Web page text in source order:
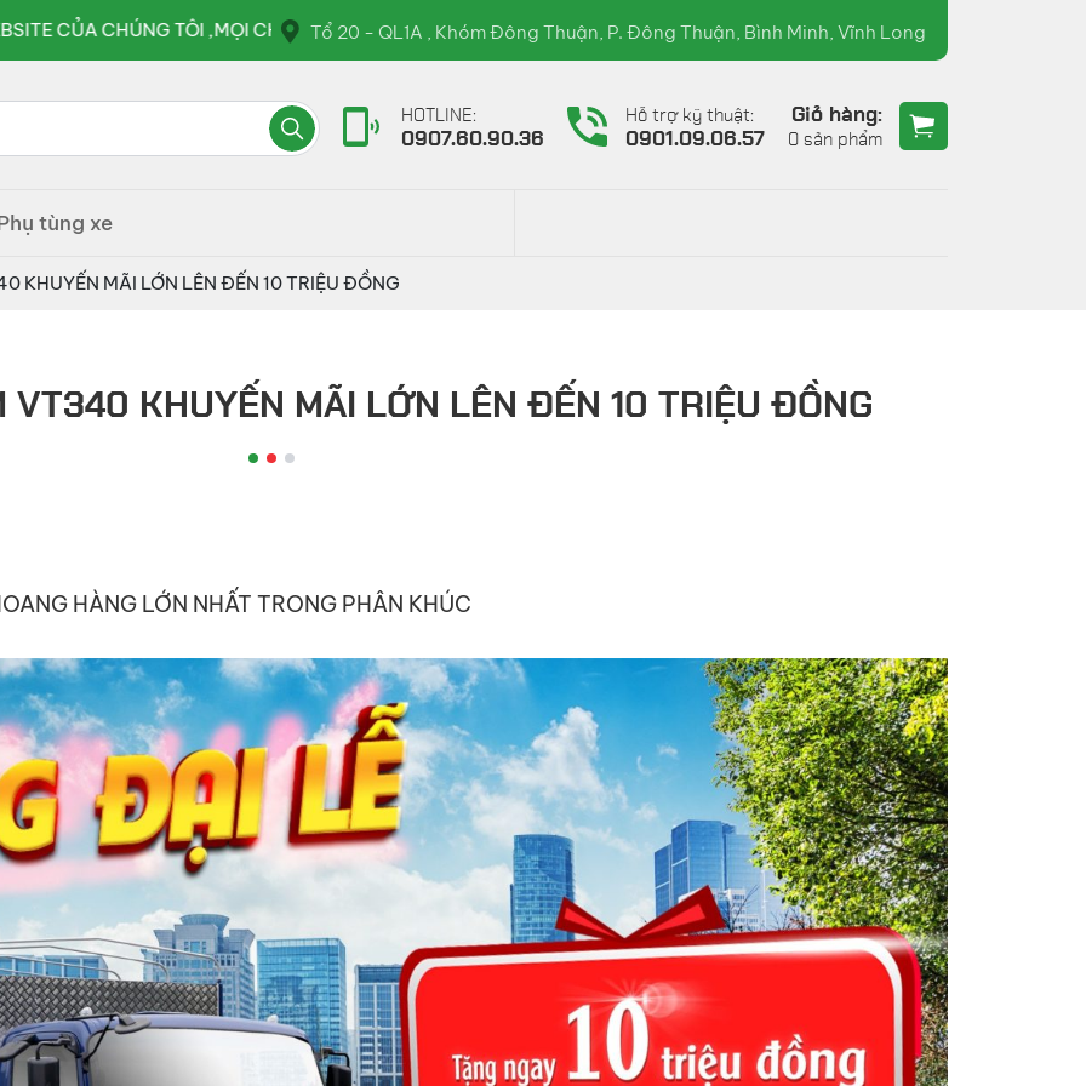
TÔI ,MỌI CHI TIẾT VUI LÒNG LIÊN HỆ QUA HOTLINE : 0907.60.90.36 ( TRƯỜNG XUÂN )
Tổ 20 - QL1A , Khóm Đông Thuận, P. Đông Thuận, Bình Minh, Vĩnh Long
HOTLINE:
0907.60.90.36
Hỗ trợ kỹ thuật:
0901.09.06.57
Giỏ hàng:
0 sản phẩm
tùng xe
KHUYẾN MÃI LỚN LÊN ĐẾN 10 TRIỆU ĐỒNG
VT340 KHUYẾN MÃI LỚN LÊN ĐẾN 10 TRIỆU ĐỒNG
HÀNG LỚN NHẤT TRONG PHÂN KHÚC